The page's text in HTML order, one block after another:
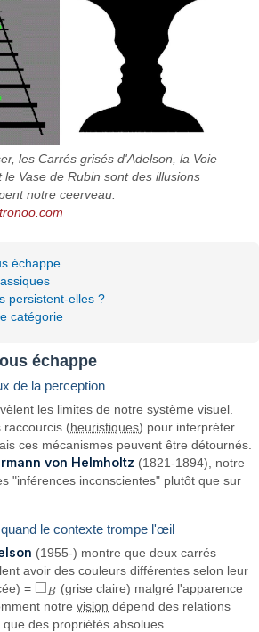
les Carrés grisés d'Adelson, la Voie
Vase de Rubin sont des illusions
notre ceerveau.
échappe
persistent-elles ?
catégorie
échappe
de la perception
les limites de notre système visuel.
raccourcis (heuristiques) pour interpréter
ces mécanismes peuvent être détournés.
von Helmholtz (1821-1894), notre
"inférences inconscientes" plutôt que sur
le contexte trompe l'œil
(1955-) montre que deux carrés
avoir des couleurs différentes selon leur
= □B
◻ B (grise claire) malgré l'apparence
notrevision dépend des relations
des propriétés absolues.